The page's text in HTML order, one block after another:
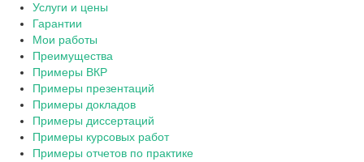
Услуги и цены
Гарантии
Мои работы
Преимущества
Примеры ВКР
Примеры презентаций
Примеры докладов
Примеры диссертаций
Примеры курсовых работ
Примеры отчетов по практике